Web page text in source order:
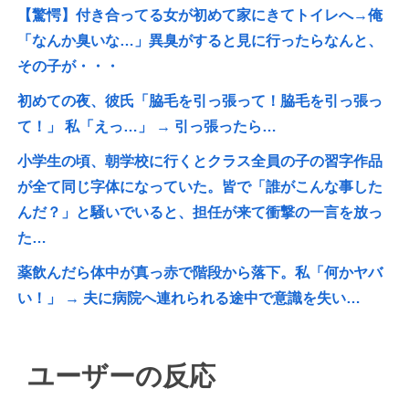
【驚愕】付き合ってる女が初めて家にきてトイレへ→俺
「なんか臭いな…」異臭がすると見に行ったらなんと、
その子が・・・
初めての夜、彼氏「脇毛を引っ張って！脇毛を引っ張っ
て！」 私「えっ…」 → 引っ張ったら…
小学生の頃、朝学校に行くとクラス全員の子の習字作品
が全て同じ字体になっていた。皆で「誰がこんな事した
んだ？」と騒いでいると、担任が来て衝撃の一言を放っ
た…
薬飲んだら体中が真っ赤で階段から落下。私「何かヤバ
い！」 → 夫に病院へ連れられる途中で意識を失い…
ユーザーの反応